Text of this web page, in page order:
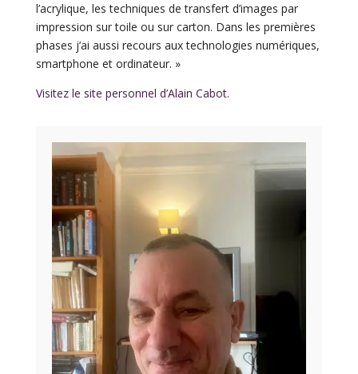
l’acrylique, les techniques de transfert d’images par
impression sur toile ou sur carton. Dans les premières
phases j’ai aussi recours aux technologies numériques,
smartphone et ordinateur. »
Visitez le site personnel d’Alain Cabot.